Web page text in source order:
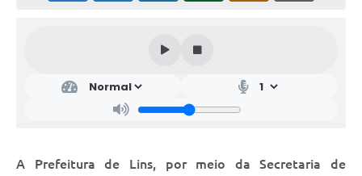
Consulta Pública sobre o Plano Municipal de
A Prefeitura de Lins, por meio da Secretaria de